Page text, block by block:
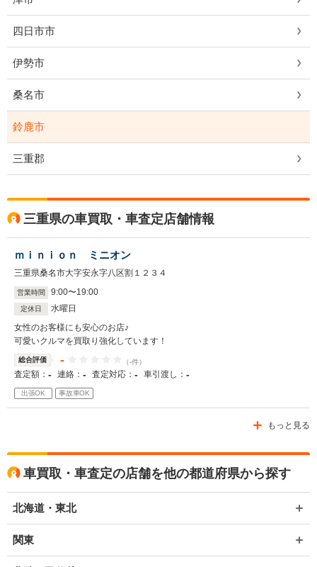
四日市市
伊勢市
桑名市
鈴鹿市
三重郡
三重県の車買取・車査定店舗情報
ｍｉｎｉｏｎ ミニオン
三重県桑名市大字安永字八区割１２３４
営業時間 9:00〜19:00
定休日
水曜日
女性のお客様にも安心のお店♪
可愛いクルマを買取り強化しています！
総合評価 - （-件）
査定額： - 連絡： - 査定対応： - 車引渡し： -
出張OK 事故車OK
もっと見る
車買取・車査定の店舗を他の都道府県から探す
北海道・東北
関東